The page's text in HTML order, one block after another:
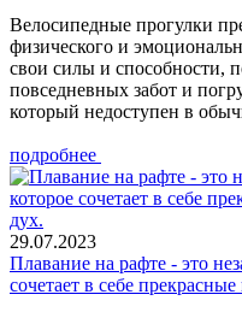
Велосипедные прогулки
физического и
свои силы и способности,
повседневных забот и
который недоступен в
подробнее
29.07.2023
Плавание на рафте - это
сочетает в себе